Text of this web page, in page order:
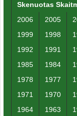
Skenuotas
2006
2005
1999
1998
1992
1991
1985
1984
1978
1977
1971
1970
1964
1963